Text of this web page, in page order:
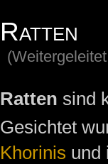
Ratten
Ratten sind
Gesichtet
Khorinis und